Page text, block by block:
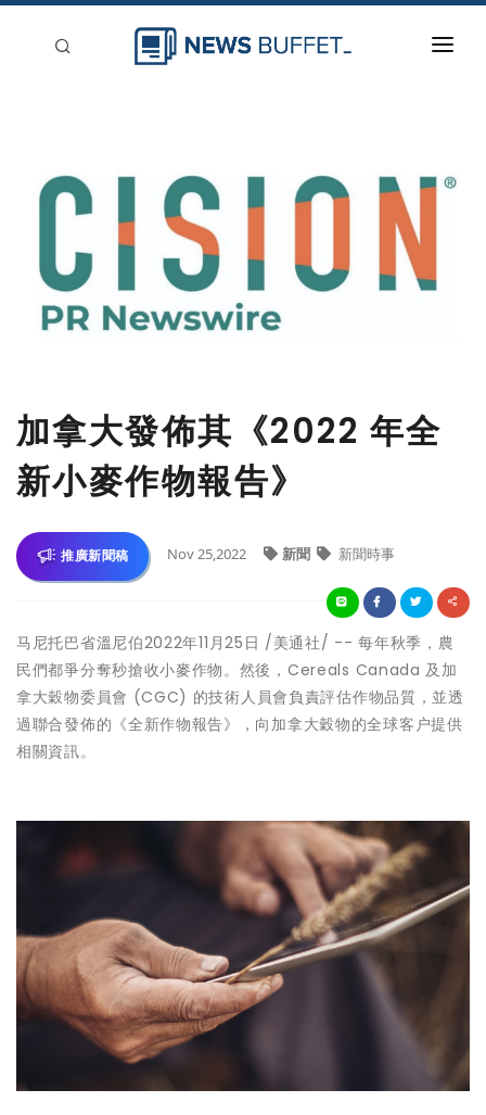
登入
加拿大發佈其《2022 年全
新小麥作物報告》
推廣新聞稿 Nov 25,2022 新聞 新聞時事
马尼托巴省溫尼伯2022年11月25日 /美通社/ -- 每年秋季，農
民們都爭分奪秒搶收小麥作物。然後，Cereals Canada 及加
拿大穀物委員會 (CGC) 的技術人員會負責評估作物品質，並透
過聯合發佈的《全新作物報告》，向加拿大穀物的全球客户提供
相關資訊。